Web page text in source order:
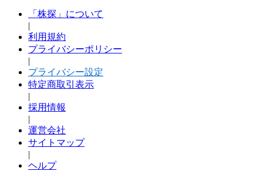
「株探」について
|
利用規約
プライバシーポリシー
|
プライバシー設定
特定商取引表示
|
採用情報
|
運営会社
サイトマップ
|
ヘルプ